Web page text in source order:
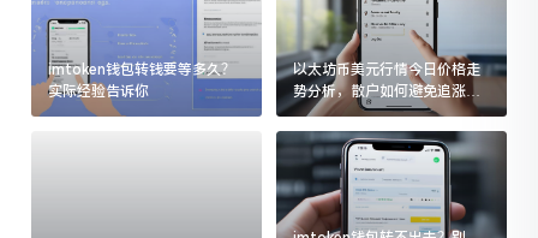
imtoken钱包转钱要等多久？
实际经验告诉你
以太坊币美元行情今日价格走
势分析，散户如何避免追涨杀
跌被套牢